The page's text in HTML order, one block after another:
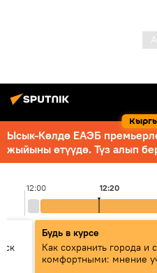
Ысык-Көлдө ЕАЭБ
жыйыны өтүүдө. Түз алып
12:00 12:20
Будь в курсе
Как сохранить города и
комфортными: мнение